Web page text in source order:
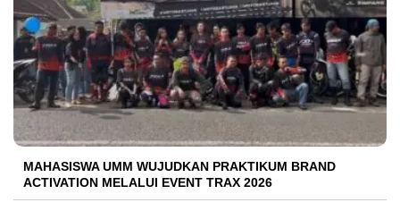
MAHASISWA UMM WUJUDKAN PRAKTIKUM BRAND
ACTIVATION MELALUI EVENT TRAX 2026